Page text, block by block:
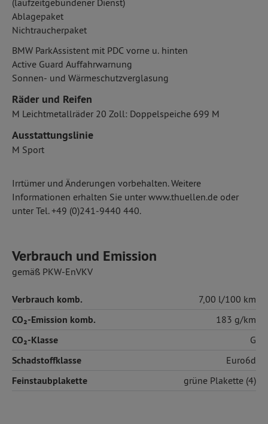
(laufzeitgebundener Dienst)
Ablagepaket
Nichtraucherpaket
BMW ParkAssistent mit PDC vorne u. hinten
Active Guard Auffahrwarnung
Sonnen- und Wärmeschutzverglasung
Räder und Reifen
M Leichtmetallräder 20 Zoll: Doppelspeiche 699 M
Ausstattungslinie
M Sport
Irrtümer und Änderungen vorbehalten. Weitere
Informationen erhalten Sie unter www.thuellen.de oder
unter Tel. +49 (0)241-9440 440.
Verbrauch und Emission
gemäß PKW-EnVKV
Verbrauch komb. 7,00 l/100 km
CO₂-Emission komb. 183 g/km
CO₂-Klasse G
Schadstoffklasse Euro6d
Feinstaubplakette grüne Plakette (4)